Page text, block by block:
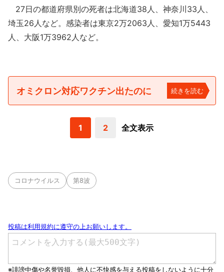
27日の都道府県別の死者は北海道38人、神奈川33人、
埼玉26人など。感染者は東京2万2063人、愛知1万5443
人、大阪1万3962人など。
オミクロン対応ワクチン出たのに 続きを読む
1 2 全文表示
コロナウイルス 第8波